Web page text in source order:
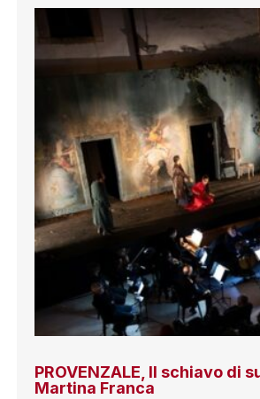
PROVENZALE, Il schiavo di
Martina Franca